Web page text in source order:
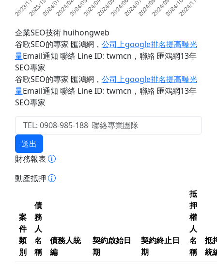
企業SEO技術 huihongweb
谷歌SEO的專家 匯鴻網 ， 公司上google排名提高曝光
量Email通知 聯絡 Line ID: twmcn ，聯絡 匯鴻網13年
SEO專家
谷歌SEO的專家 匯鴻網 ， 公司上google排名提高曝光
量Email通知 聯絡 Line ID: twmcn ，聯絡 匯鴻網13年
SEO專家
送出
財務報表
動產抵押
案
件
類
別
債
務
人
名
稱
債務人統
編
契約啟始日
期
契約終止日
期
抵
押
權
人
名
稱
抵
統